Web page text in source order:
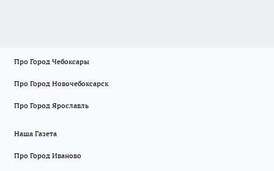
Про Город Чебоксары
Про Город Новочебоксарск
Про Город Ярославль
Наша Газета
Про Город Иваново